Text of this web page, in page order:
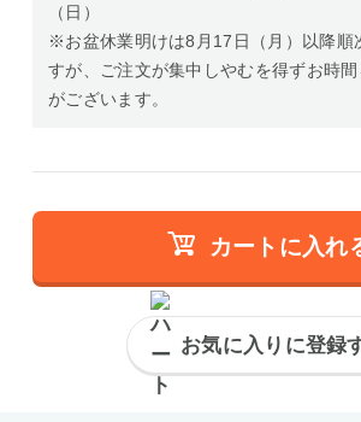
（日）
※お盆休業明けは8月17日（月）以降順
すが、ご注文が集中しやむを得ずお時
がございます。
カートに入れ
お気に入りに登録